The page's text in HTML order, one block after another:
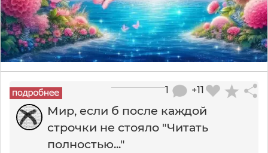
+11
1
Мир, если б после каждой
строчки не стояло "Читать
полностью..."